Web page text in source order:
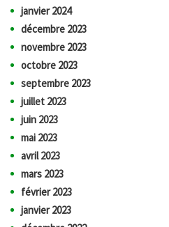
janvier 2024
décembre 2023
novembre 2023
octobre 2023
septembre 2023
juillet 2023
juin 2023
mai 2023
avril 2023
mars 2023
février 2023
janvier 2023